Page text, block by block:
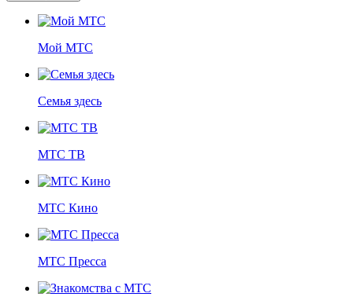
Мой МТС
Семья здесь
МТС ТВ
МТС Кино
МТС Пресса